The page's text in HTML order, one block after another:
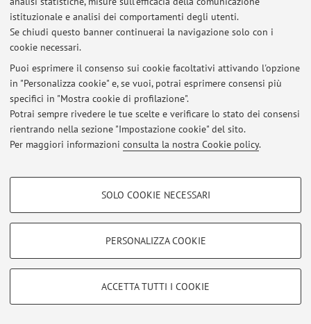
istituzionale e analisi dei comportamenti degli utenti.
Se chiudi questo banner continuerai la navigazione solo con i
cookie necessari.
Puoi esprimere il consenso sui cookie facoltativi attivando l'opzione
in "Personalizza cookie" e, se vuoi, potrai esprimere consensi più
specifici in "Mostra cookie di profilazione".
Potrai sempre rivedere le tue scelte e verificare lo stato dei consensi
rientrando nella sezione "Impostazione cookie" del sito.
Per maggiori informazioni consulta la nostra Cookie policy.
COOKIE DI PROFILAZIONE - FACOLTATIVI
COOKIE TECNICI - NECESSARI
Si tratta di cookie tecnici utilizzati, a titolo esemplificativo, per il corretto
SOLO COOKIE NECESSARI
PERSONALIZZA COOKIE
ACCETTA TUTTI I COOKIE
Al momento non sono presenti avvisi.
Area riservata
Accedi tramite
|Note legali| Impostazioni Cookie